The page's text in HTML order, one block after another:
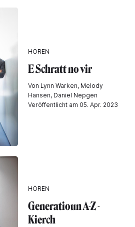
HÖREN
E Schratt no vir
Von Lynn Warken, Melody
Hansen, Daniel Nepgen
Veröffentlicht am 05. Apr. 2023
HÖREN
Generatioun A-Z -
Kierch